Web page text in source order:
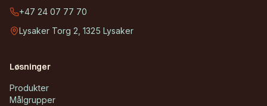
+47 24 07 77 70
Lysaker Torg 2, 1325 Lysaker
Løsninger
Produkter
Målgrupper